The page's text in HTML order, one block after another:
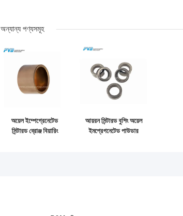
অন্যান্য পণ্যসমূহ
অয়েল ইম্পেগ্রেনেটেড
সিন্টারড ব্রোঞ্জ বিয়ারিং
আয়রন সিন্টারড বুশিং অয়েল
ইমপ্রেগনেটেড পাউডার